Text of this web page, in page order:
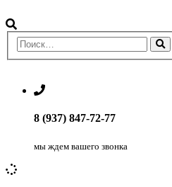
8 (937) 847-72-77
мы ждем вашего звонка